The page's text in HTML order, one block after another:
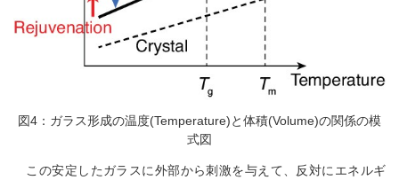
図4：ガラス形成の温度(Temperature)と体積(Volume)の関係の模
式図
この安定したガラスに外部から刺激を与えて、反対にエネルギ